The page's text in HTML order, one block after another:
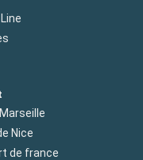
Nice
de france